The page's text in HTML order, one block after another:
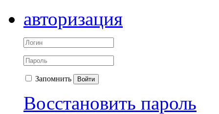
авторизация
Запомнить Войти
Восстановить пароль